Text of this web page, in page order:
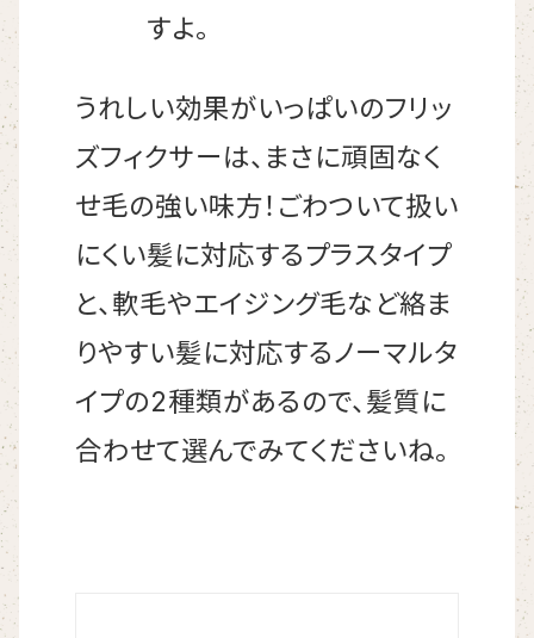
すよ。
うれしい効果がいっぱいのフリッ
ズフィクサーは、まさに頑固なく
せ毛の強い味方！ごわついて扱い
にくい髪に対応するプラスタイプ
と、軟毛やエイジング毛など絡ま
りやすい髪に対応するノーマルタ
イプの2種類があるので、髪質に
合わせて選んでみてくださいね。